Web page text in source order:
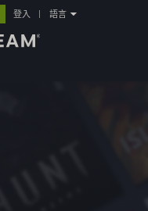
登入 語言